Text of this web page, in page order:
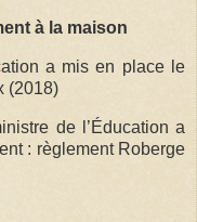
à la maison
a mis en place le
(2018)
de l’Éducation a
: règlement Roberge